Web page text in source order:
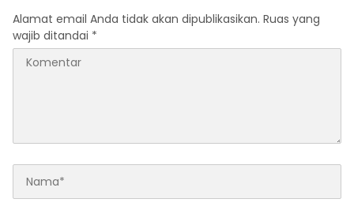
Alamat email Anda tidak akan dipublikasikan. Ruas yang
wajib ditandai *